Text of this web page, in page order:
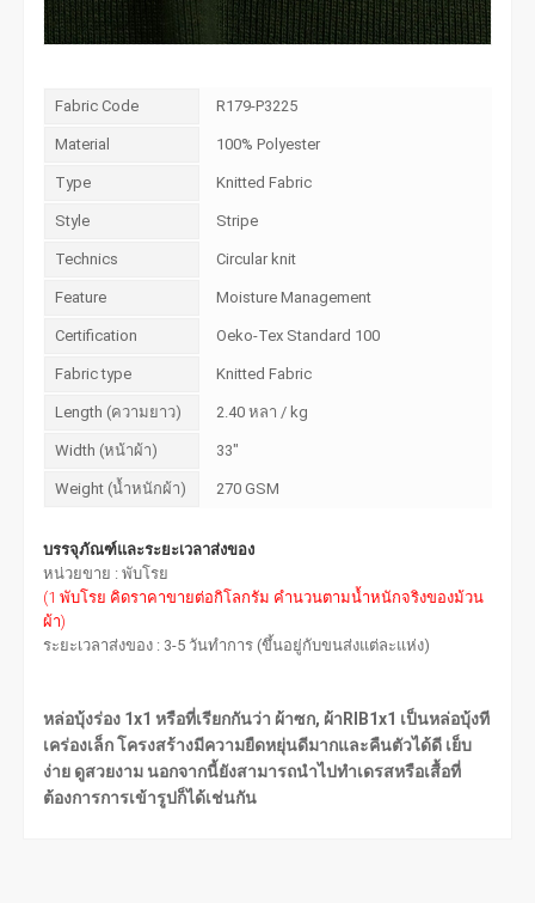
Fabric Code R179-P3225
Material 100% Polyester
Type Knitted Fabric
Style Stripe
Technics Circular knit
Feature Moisture Management
Certification Oeko-Tex Standard 100
Fabric type Knitted Fabric
Length (ความยาว) 2.40 หลา / kg
Width (หน้าผ้า) 33"
Weight (น้ำหนักผ้า) 270 GSM
บรรจุภัณฑ์และระยะเวลาส่งของ
หน่วยขาย : พับโรย
(1 พับโรย คิดราคาขายต่อกิโลกรัม คำนวนตามน้ำหนักจริงของม้วน
ผ้า)
ระยะเวลาส่งของ : 3-5 วันทำการ (ขึ้นอยู่กับขนส่งแต่ละแห่ง)
หล่อบุ้งร่อง 1x1 หรือที่เรียกกันว่า ผ้าซก, ผ้าRIB1x1 เป็นหล่อบุ้งที
เคร่องเล็ก โครงสร้างมีความยืดหยุ่นดีมากและคืนตัวได้ดี เย็บ
ง่าย ดูสวยงาม นอกจากนี้ยังสามารถนำไปทำเดรสหรือเสื้อที่
ต้องการการเข้ารูปก็ได้เช่นกัน